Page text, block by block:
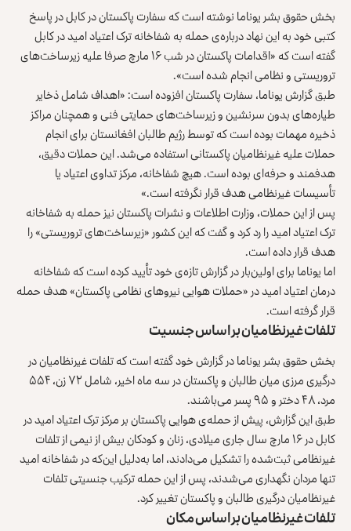
بخش حقوق‌ بشر یوناما نوشته است که سفارت پاکستان در کابل در پاسخ
کتبی خود به این نهاد درباره‌ی حمله به شفاخانه ترک اعتیاد امید در کابل
گفته است که «اقدامات پاکستان در شب ۱۶ مارچ صرفا علیه زیرساخت‌های
تروریستی و نظامی انجام شده است».
طبق گزارش یوناما، سفارت پاکستان افزوده است: «اهداف شامل ذخایر
طیاره‌های بدون سرنشین و زیرساخت‌های حمایتی فنی و همچنان مراکز
ذخیره مهمات بوده است که توسط رژیم طالبان افغانستان برای انجام
حملات علیه غیرنظامیان پاکستانی استفاده می‌شد. این حملات دقیق،
هدفمند و حرفه‌ای بوده است. هیچ شفاخانه، مرکز تداوی اعتیاد یا
تأسیسات غیرنظامی هدف قرار نگرفته است.»
پس از این حملات، وزارت اطلاعات و نشرات پاکستان نیز حمله به شفاخانه
ترک اعتیاد امید را رد کرد و گفت که این کشور «زیرساخت‌های تروریستی» را
هدف قرار داده است.
اما یوناما برای اولین‌بار در گزارش تازه‌ی خود تأیید کرده است که شفاخانه
درمان اعتیاد امید در «حملات هوایی نیروهای نظامی پاکستان» هدف حمله
قرار گرفته است.
تلفات غیرنظامیان براساس جنسیت
بخش حقوق‌ بشر یوناما در گزارش خود گفته است که تلفات غیرنظامیان در
درگیری مرزی میان طالبان و پاکستان در سه ماه اخیر، شامل ۷۲ زن، ۵۵۴
مرد، ۴۸ دختر و ۹۵ پسر می‌باشند.
طبق این گزارش، پیش از حمله‌ی هوایی پاکستان بر مرکز ترک اعتیاد امید در
کابل در ۱۶ مارچ سال جاری میلادی، زنان و کودکان بیش از نیمی از تلفات
غیرنظامی ثبت‌شده را تشکیل می‌دادند، اما به‌دلیل این‌که در شفاخانه امید
تنها مردان نگهداری می‌شدند، پس از این حمله ترکیب جنسیتی تلفات
غیرنظامیان درگیری طالبان و پاکستان تغییر کرد.
تلفات غیرنظامیان براساس مکان